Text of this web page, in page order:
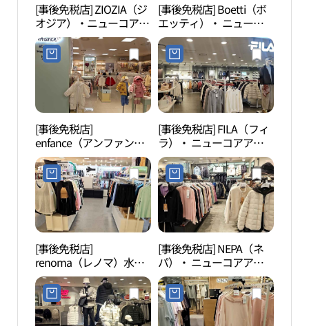
[事後免税店] ZIOZIA（ジ
オジア）・ニューコアア
ウトレット・ピョンチョ
ン（坪村）店 (지오지아
뉴코아아울렛 평촌점)
[事後免税店] Boetti（ボ
エッティ）・ ニューコ
アアウトレットピョンチ
ョン（坪村）店(보에띠
뉴코아아울렛 평촌점)
[事後免税店]
enfance（アンファン
ス）・ ニューコアアウ
トレットピョンチョン
（坪村）店(앙팡스 뉴코
아아울렛 평촌점)
[事後免税店] FILA（フィ
ラ）・ ニューコアアウ
トレットピョンチョン
（坪村）店(휠라 뉴코아
아울렛 평촌점)
[事後免税店]
renoma（レノマ）水
着・ ニューコアアウト
レットピョンチョン（坪
村）店(레노마수영복 뉴
코아아울렛 평촌점)
[事後免税店] NEPA（ネ
パ）・ ニューコアアウ
トレットピョンチョン
（坪村）店(네파 뉴코아
아울렛 평촌점)